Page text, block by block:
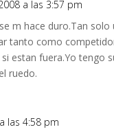
a las 3:57 pm
m hace duro.Tan solo
tanto como
estan fuera.Yo tengo
ruedo.
las 4:58 pm